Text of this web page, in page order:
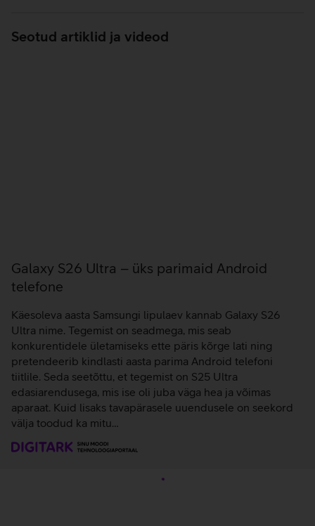
Seotud artiklid ja videod
Galaxy S26 Ultra – üks parimaid Android
telefone
Käesoleva aasta Samsungi lipulaev kannab Galaxy S26
Ultra nime. Tegemist on seadmega, mis seab
konkurentidele ületamiseks ette päris kõrge lati ning
pretendeerib kindlasti aasta parima Android telefoni
tiitlile. Seda seetõttu, et tegemist on S25 Ultra
edasiarendusega, mis ise oli juba väga hea ja võimas
aparaat. Kuid lisaks tavapärasele uuendusele on seekord
välja toodud ka mitu…